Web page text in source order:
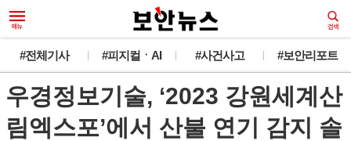
#전체기사 #피지컬ㆍAI #사건사고 #보안리포트
우경정보기술, ‘2023 강원세계산
림엑스포’에서 산불 연기 감지 솔